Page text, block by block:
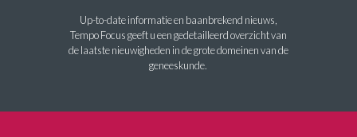
Up-to-date informatie en baanbrekend nieuws,
Tempo Focus geeft u een gedetailleerd overzicht van
de laatste nieuwigheden in de grote domeinen van de
geneeskunde.